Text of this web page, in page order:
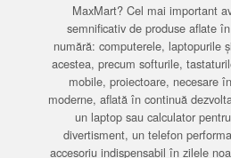
MaxMart? Cel mai important
semnificativ de produse aflate
numără: computerele, laptopurile
acestea, precum softurile,
mobile, proiectoare, necesare
moderne, aflată în continuă
un laptop sau calculator
divertisment, un telefon
accesoriu indispensabil în zilele